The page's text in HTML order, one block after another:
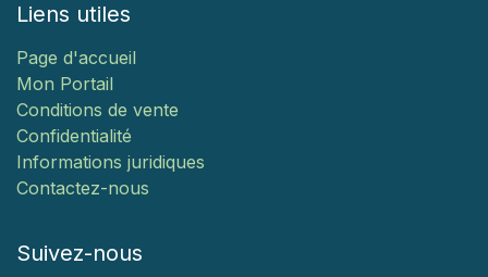
Liens utiles
Page d'accueil
Mon Portail
Conditions de vente
Confidentialité
Informations juridiques
Contactez-nous
Suivez-nous